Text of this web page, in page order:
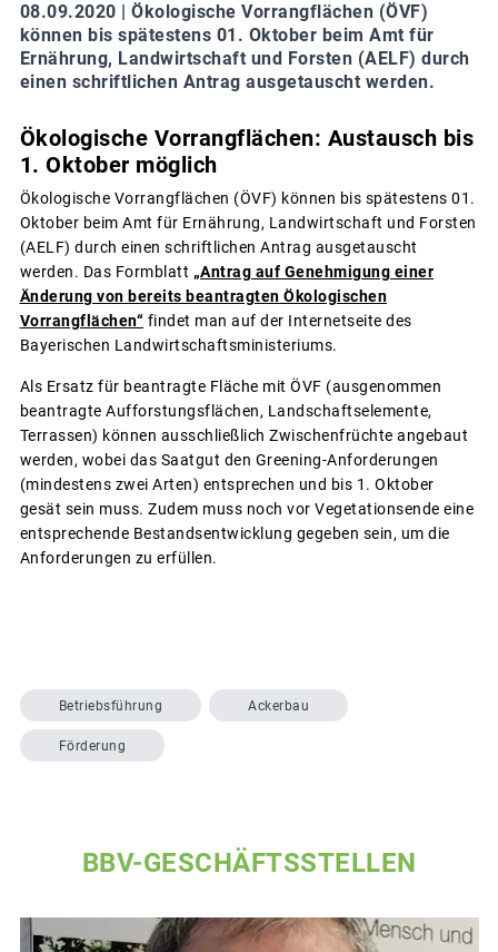
08.09.2020 | Ökologische Vorrangflächen (ÖVF)
können bis spätestens 01. Oktober beim Amt für
Ernährung, Landwirtschaft und Forsten (AELF) durch
einen schriftlichen Antrag ausgetauscht werden.
Ökologische Vorrangflächen: Austausch bis
1. Oktober möglich
Ökologische Vorrangflächen (ÖVF) können bis spätestens 01.
Oktober beim Amt für Ernährung, Landwirtschaft und Forsten
(AELF) durch einen schriftlichen Antrag ausgetauscht
werden. Das Formblatt „Antrag auf Genehmigung einer
Änderung von bereits beantragten Ökologischen
Vorrangflächen“ findet man auf der Internetseite des
Bayerischen Landwirtschaftsministeriums.
Als Ersatz für beantragte Fläche mit ÖVF (ausgenommen
beantragte Aufforstungsflächen, Landschaftselemente,
Terrassen) können ausschließlich Zwischenfrüchte angebaut
werden, wobei das Saatgut den Greening-Anforderungen
(mindestens zwei Arten) entsprechen und bis 1. Oktober
gesät sein muss. Zudem muss noch vor Vegetationsende eine
entsprechende Bestandsentwicklung gegeben sein, um die
Anforderungen zu erfüllen.
Betriebsführung Ackerbau
Förderung
BBV-GESCHÄFTSSTELLEN